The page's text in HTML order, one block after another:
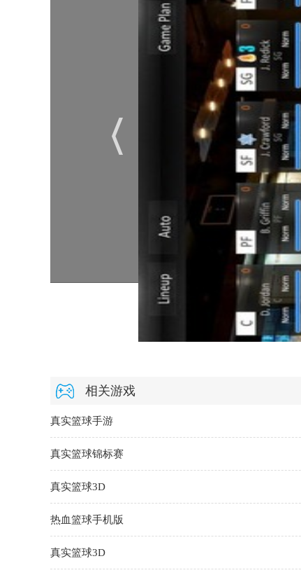
相关游戏
真实篮球手游
真实篮球锦标赛
真实篮球3D
热血篮球手机版
真实篮球3D